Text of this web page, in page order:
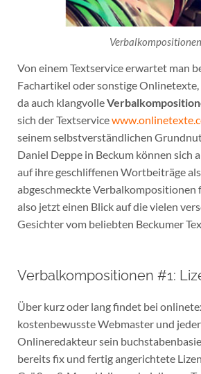
Verbalkompositionen
Von einem Textservice erwartet man
Fachartikel oder sonstige
da auch klangvolle
sich der Textservice
seinem selbstverständlichen
Daniel Deppe in Beckum können sich
auf ihre geschliffenen Wortbeiträge
abgeschmeckte Verbalkompositionen
also jetzt einen Blick auf die vielen
Gesichter vom beliebten Beckumer
Verbalkompositionen #1:
Über kurz oder lang findet bei
kostenbewusste Webmaster und
Onlineredakteur sein
bereits fix und fertig angerichtete